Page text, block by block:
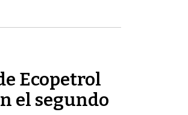
Ecopetrol
el segundo